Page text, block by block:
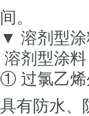
间。
▼ 溶剂型
溶剂型涂料
① 过氯乙烯
具有防水、